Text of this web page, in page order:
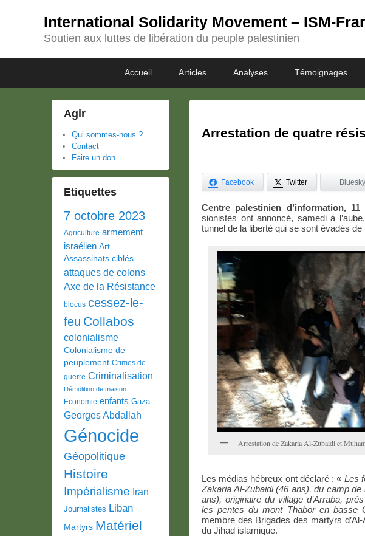
International Solidarity Movement – ISM-
Soutien aux luttes de libération du peuple palestinien
menu
Accueil Articles Analyses Témoignages
Arrestation de quatre
Facebook Twitter Bluesky
Centre palestinien d’information, 11
sionistes ont annoncé, samedi à
tunnel de la liberté qui se sont évadés de
Arrestation de Zakaria Al-Zubaidi et
Les médias hébreux ont déclaré : « Les
Zakaria Al-Zubaidi (46 ans), du camp
ans), originaire du village d’Arraba,
les pentes du mont Thabor en basse
membre des Brigades des martyrs
du Jihad islamique.
Agir
Qui sommes-nous ?
Contact
Faire un don
Etiquettes
7 octobre 2023
Agriculture armement
israélien Art
Assassinats ciblés
attaques de colons
Axe de la Résistance
blocus cessez-le-
feu Collabos
colonialisme
Colonialisme de
peuplement Crimes de
guerre Criminalisation
Démolition de maison
Economie enfants Gaza
Georges Abdallah
Génocide
Géopolitique
Histoire
Impérialisme Iran
Journalistes Liban
Martyrs Matériel